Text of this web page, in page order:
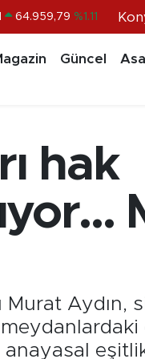
64.959,79 %1.11
13.779 %-14
Güncel
hak
Murat Aydın,
anayasal